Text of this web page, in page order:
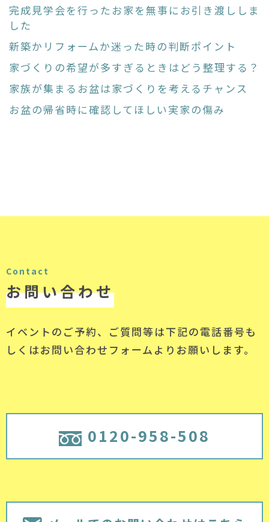
完成見学会を行ったお家を無事にお引き渡ししま
した
新築かリフォームか迷った時の判断ポイント
家づくりの希望が多すぎるときはどう整理する？
家族が集まるお盆は家づくりを考えるチャンス
お盆の帰省時に確認してほしい実家の傷み
Contact
お問い合わせ
イベントのご予約、ご質問等は下記の電話番号も
しくはお問い合わせフォームよりお願いします。
0120-958-508